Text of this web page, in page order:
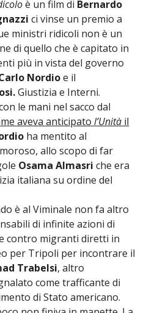
è un film di Bernardo
ci vinse un premio a
ministri ridicoli non è un
di quello che è capitato in
più in vista del governo
Nordioe il
Giustizia e Interni.
le mani nel sacco dal
aveva anticipatol’Unità il
ha mentito al
allo scopo di far
Osama Almasri che era
italiana su ordine del
è al Viminale non fa altro
di infinite azioni di
contro migranti diretti in
per Tripoli per incontrare il
Trabelsi, altro
come trafficante di
di Stato americano.